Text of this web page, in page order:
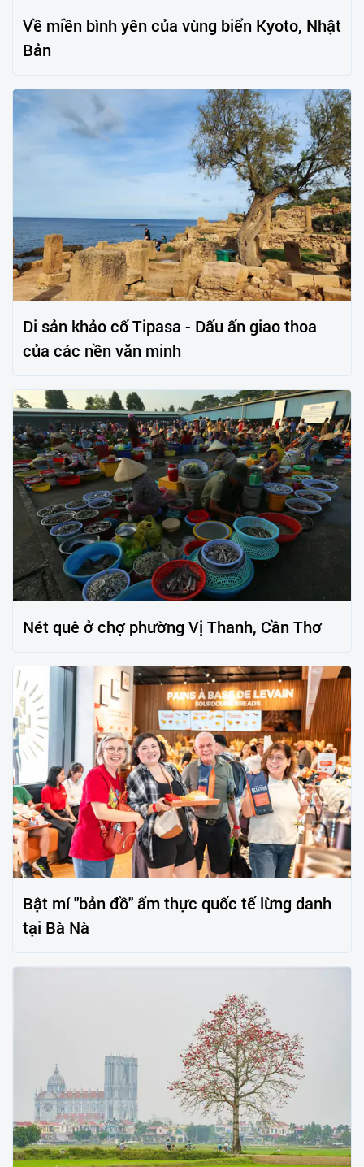
Về miền bình yên của vùng biển Kyoto, Nhật
Bản
Di sản khảo cổ Tipasa - Dấu ấn giao thoa
của các nền văn minh
Nét quê ở chợ phường Vị Thanh, Cần Thơ
Bật mí "bản đồ" ẩm thực quốc tế lừng danh
tại Bà Nà